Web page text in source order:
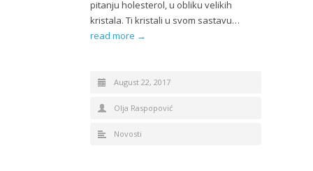
pitanju holesterol, u obliku velikih
kristala. Ti kristali u svom sastavu…
read more →
August 22, 2017
Olja Raspopović
Novosti